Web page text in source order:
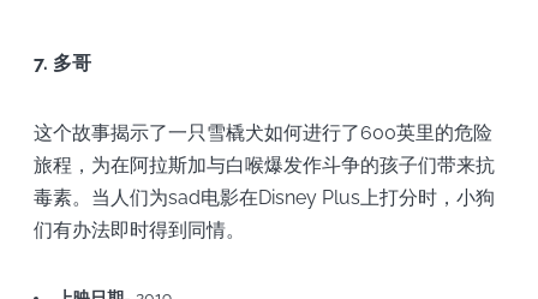
7. 多哥
这个故事揭示了一只雪橇犬如何进行了600英里的危险
旅程，为在阿拉斯加与白喉爆发作斗争的孩子们带来抗
毒素。当人们为sad电影在Disney Plus上打分时，小狗
们有办法即时得到同情。